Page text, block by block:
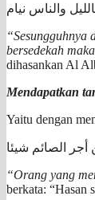
والناس نيام
bersedekah
dihasankan Al
Mendapatkan
Yaitu dengan
الصائم شيئا
“Orang yang
berkata: “Hasan